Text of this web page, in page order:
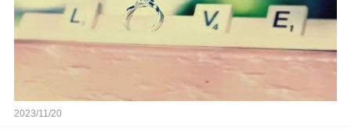
2023/11/20